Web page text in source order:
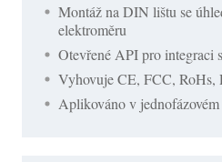
Montáž na DIN lištu se
elektroměru
Otevřené API pro integraci
Vyhovuje CE, FCC, RoHs,
Aplikováno v jednofázovém